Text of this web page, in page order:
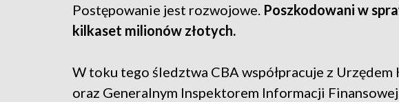
Postępowanie jest rozwojowe. Poszkodowani w
kilkaset milionów złotych.
W toku tego śledztwa CBA współpracuje z
oraz Generalnym Inspektorem Informacji